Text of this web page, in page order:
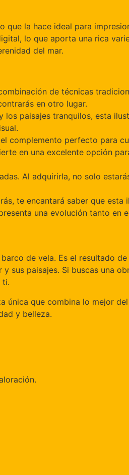
la hace ideal para
lo que aporta una rica
del mar.
de técnicas
en otro lugar.
paisajes tranquilos, esta
complemento perfecto para
en una excelente opción
Al adquirirla, no solo
te encantará saber que esta
una evolución tanto en
de vela. Es el resultado
sus paisajes. Si buscas una
ti.
única que combina lo mejor
y belleza.